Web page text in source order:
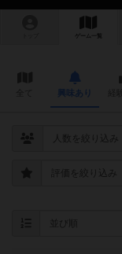
ゲーム一覧
興味あり